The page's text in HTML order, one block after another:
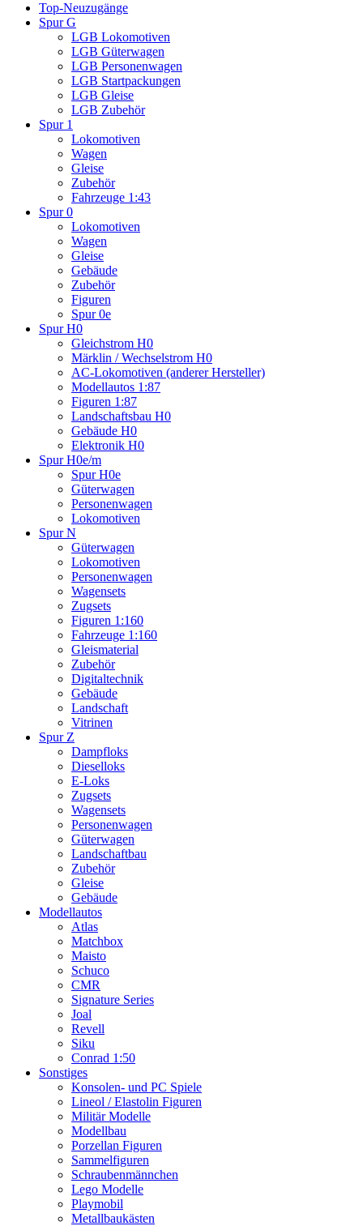
Top-Neuzugänge
Spur G
LGB Lokomotiven
LGB Güterwagen
LGB Personenwagen
LGB Startpackungen
LGB Gleise
LGB Zubehör
Spur 1
Lokomotiven
Wagen
Gleise
Zubehör
Fahrzeuge 1:43
Spur 0
Lokomotiven
Wagen
Gleise
Gebäude
Zubehör
Figuren
Spur 0e
Spur H0
Gleichstrom H0
Märklin / Wechselstrom H0
AC-Lokomotiven (anderer Hersteller)
Modellautos 1:87
Figuren 1:87
Landschaftsbau H0
Gebäude H0
Elektronik H0
Spur H0e/m
Spur H0e
Güterwagen
Personenwagen
Lokomotiven
Spur N
Güterwagen
Lokomotiven
Personenwagen
Wagensets
Zugsets
Figuren 1:160
Fahrzeuge 1:160
Gleismaterial
Zubehör
Digitaltechnik
Gebäude
Landschaft
Vitrinen
Spur Z
Dampfloks
Dieselloks
E-Loks
Zugsets
Wagensets
Personenwagen
Güterwagen
Landschaftbau
Zubehör
Gleise
Gebäude
Modellautos
Atlas
Matchbox
Maisto
Schuco
CMR
Signature Series
Joal
Revell
Siku
Conrad 1:50
Sonstiges
Konsolen- und PC Spiele
Lineol / Elastolin Figuren
Militär Modelle
Modellbau
Porzellan Figuren
Sammelfiguren
Schraubenmännchen
Lego Modelle
Playmobil
Metallbaukästen